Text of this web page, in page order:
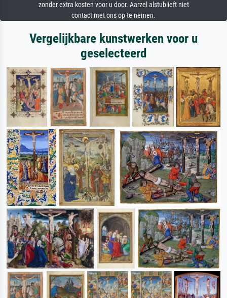
zonder extra kosten voor u door. Aarzel alstublieft niet
contact met ons op te nemen.
Vergelijkbare kunstwerken voor u
geselecteerd